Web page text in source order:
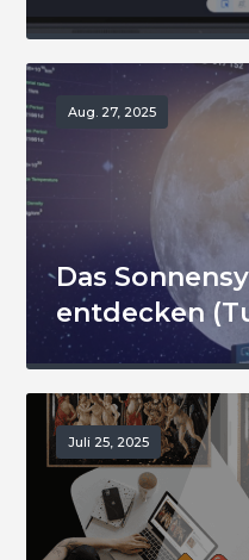
Aug. 27, 2025
Das
entdecken
Juli 25, 2025